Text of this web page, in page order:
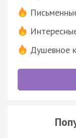
Душевное